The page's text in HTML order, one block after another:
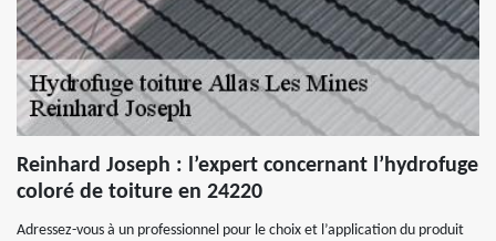
Reinhard Joseph : l’expert concernant l’hydrofuge
coloré de toiture en 24220
Adressez-vous à un professionnel pour le choix et l’application du produit